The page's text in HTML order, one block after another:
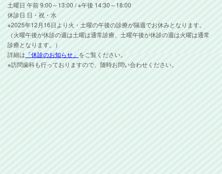
土曜日 午前 9:00～13:00 / ※午後 14:30～18:00
休診日 日・祝・水
※2025年12月16日より火・土曜の午後の診療が隔週でお休みとなります。
（火曜午後が休診の週は土曜は通常診療、土曜午後が休診の週は火曜は通常
診療となります。）
詳細は 「休診のお知らせ」 をご覧ください。
※訪問歯科も行っておりますので、随時お問い合わせください。